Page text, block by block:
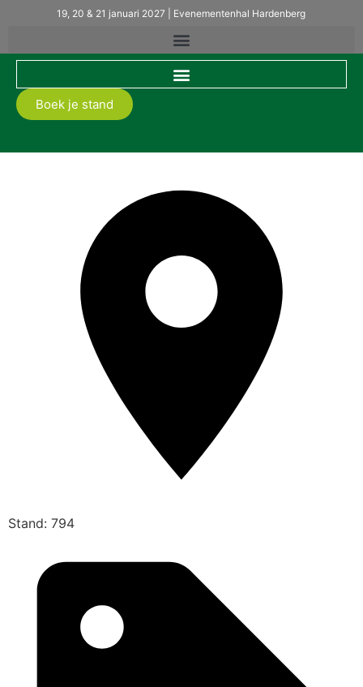
19, 20 & 21 januari 2027 | Evenementenhal Hardenberg
Boek je stand
Stand: 794